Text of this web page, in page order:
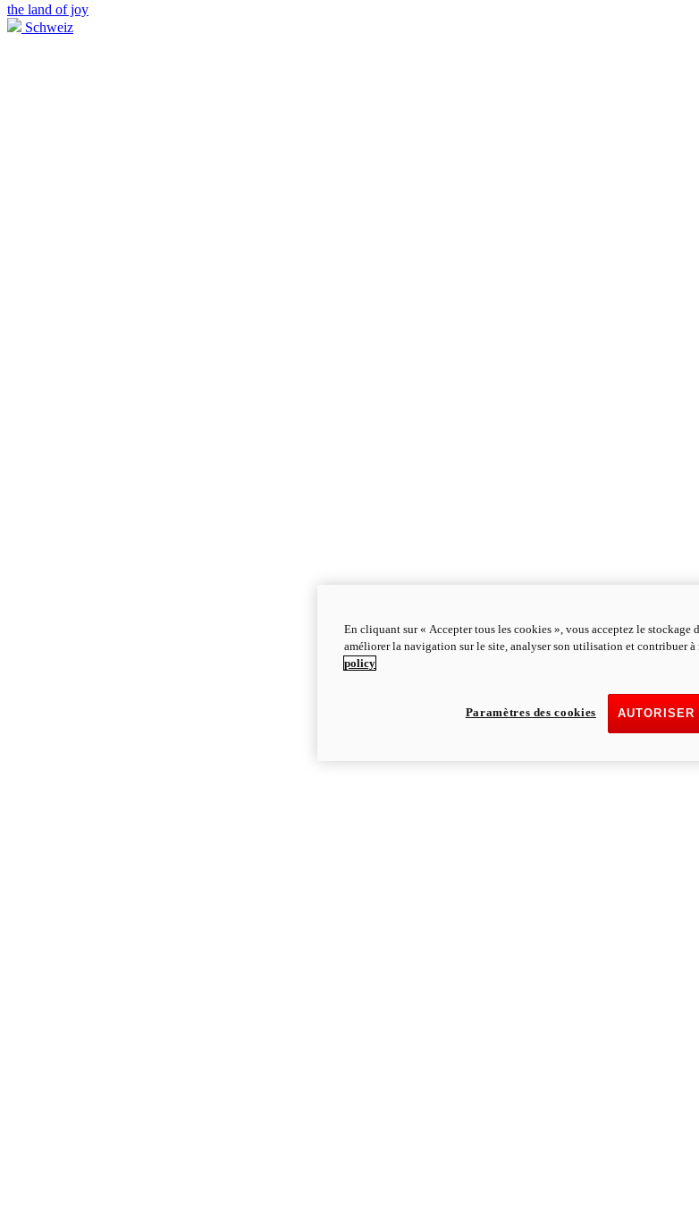
the land of joy
Schweiz
En cliquant sur « Accepter tous les cookies », vous acceptez le stockage
améliorer la navigation sur le site, analyser son utilisation et contribuer à
policy
Paramètres des cookies